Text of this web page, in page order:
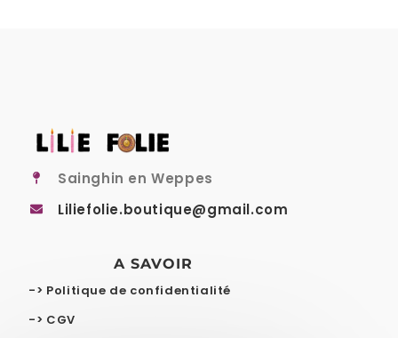
Sainghin en Weppes
Liliefolie.boutique@gmail.com
A SAVOIR
-> Politique de confidentialité
-> CGV